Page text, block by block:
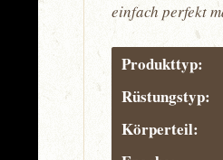
einfach perfekt
Produkttyp:
Rüstungstyp:
Körperteil: